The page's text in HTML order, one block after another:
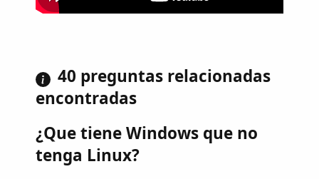
40 preguntas relacionadas
encontradas
¿Que tiene Windows que no
tenga Linux?